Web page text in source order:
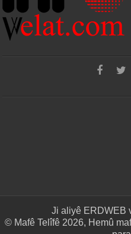
Ji aliyê ERDWEB
© Mafê Telîfê 2026, Hemû